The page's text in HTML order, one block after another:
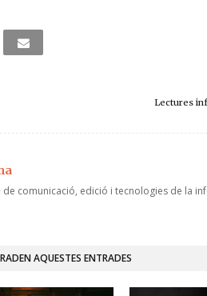
Lectures
comunicació, edició i tecnologies de la
AQUESTES ENTRADES